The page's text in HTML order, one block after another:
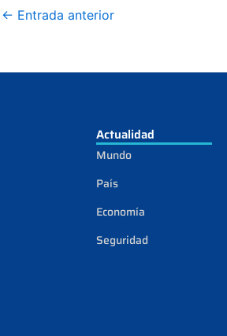
← Entrada anterior
Actualidad
Mundo
País
Economía
Seguridad